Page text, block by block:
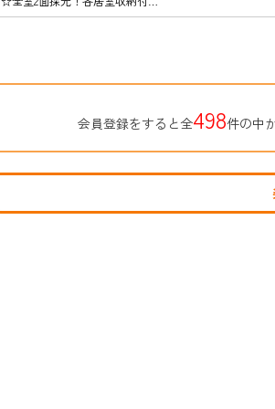
☆LDKは広々17.2帖！間仕切りで
会員登録をすると全498件の中